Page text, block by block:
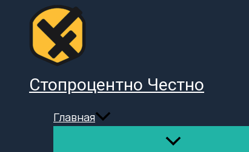
Перейти
содержимому
Стопроцентно Честно
Главная